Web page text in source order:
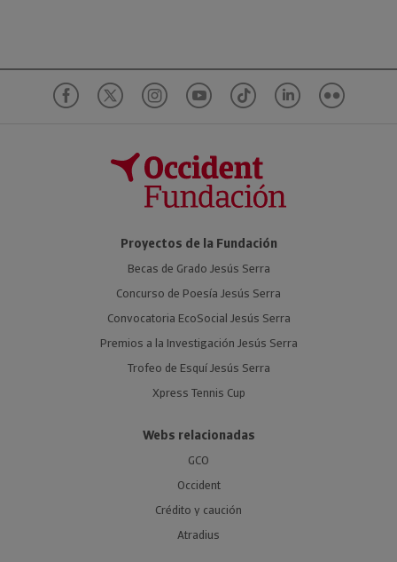
Proyectos de la Fundación
Becas de Grado Jesús Serra
Concurso de Poesía Jesús Serra
Convocatoria EcoSocial Jesús Serra
Premios a la Investigación Jesús Serra
Trofeo de Esquí Jesús Serra
Xpress Tennis Cup
Webs relacionadas
GCO
Occident
Crédito y caución
Atradius